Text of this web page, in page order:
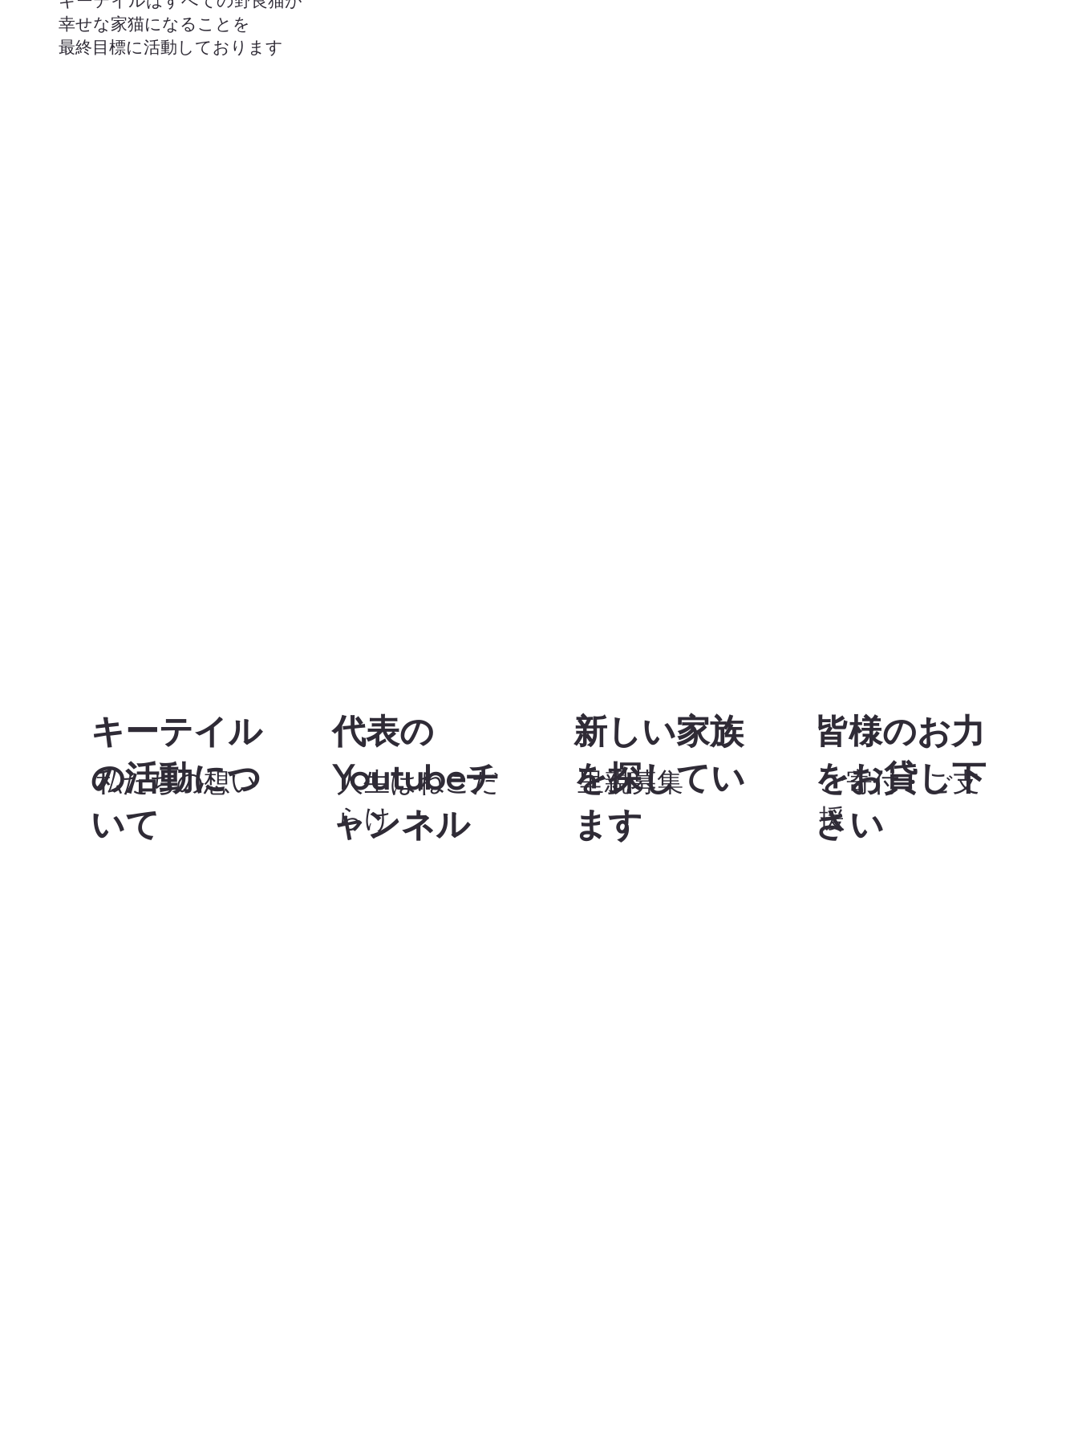
私たちの想い
​キーテイル
の活動につ
いて
人生はねこだ
らけ
​代表の
Youtubeチ
ャンネル
里親募集
新しい家族
を探してい
ます
​ご寄付・ご支
援
皆様のお力
をお貸し下
さい
幸せな家猫になることを
最終目標に活動しております